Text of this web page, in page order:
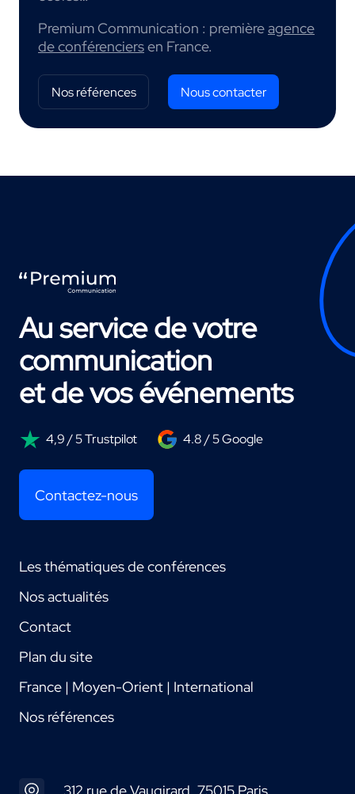
Premium Communication : premièreagence
de conférenciersen France.
Nos références Nous contacter
Au service de votre
communication
et de vos événements
4,9 / 5 Trustpilot 4.8 / 5 Google
Contactez-nous
Les thématiques de conférences
Nos actualités
Contact
Plan du site
France | Moyen-Orient | International
Nos références